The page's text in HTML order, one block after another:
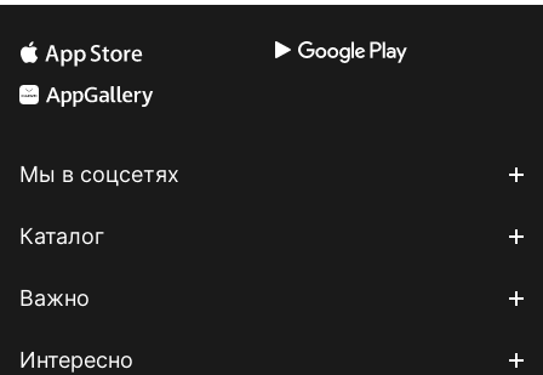
Мы в соцсетях
Каталог
Важно
Интересно